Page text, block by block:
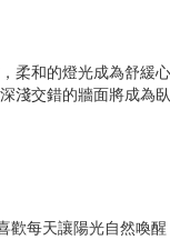
柔和的燈光成為舒緩
淺交錯的牆面將成為臥
每天讓陽光自然喚